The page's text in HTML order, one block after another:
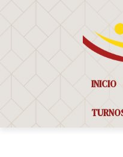
INICIO